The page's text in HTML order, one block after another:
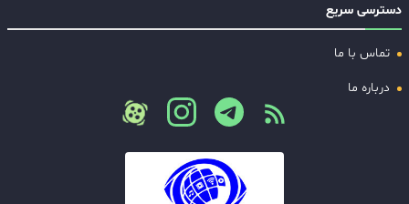
دسترسی سریع
تماس با ما
درباره ما